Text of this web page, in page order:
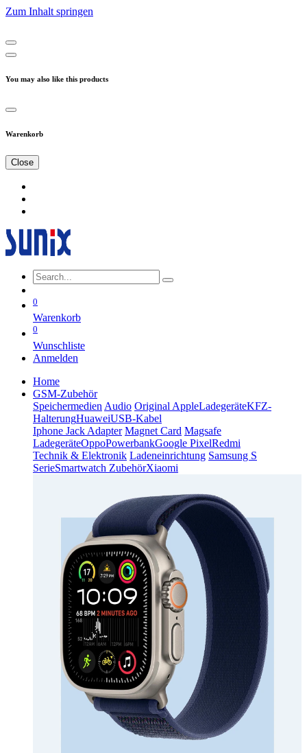
Zum Inhalt springen
You may also like this products
Warenkorb
Close
0
Warenkorb
0
Wunschliste
Anmelden
Home
GSM-Zubehör
Speichermedien Audio Original AppleLadegeräteKFZ-
HalterungHuaweiUSB-Kabel
Iphone Jack Adapter Magnet Card Magsafe
LadegeräteOppoPowerbankGoogle PixelRedmi
Technik & Elektronik Ladeneinrichtung Samsung S
SerieSmartwatch ZubehörXiaomi